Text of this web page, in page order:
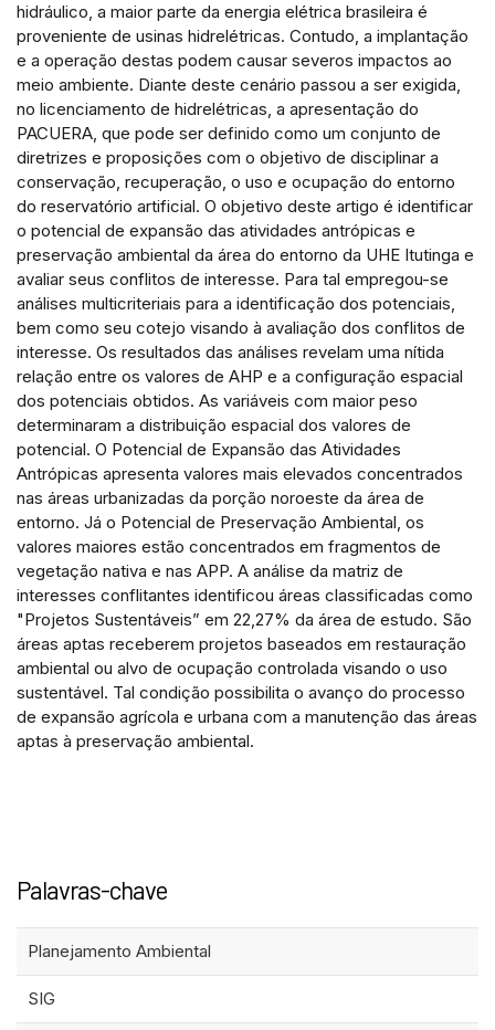
See how this article has been
cited at
scite.ai
Scite shows how a scientific paper
has been cited by providing the
context of the citation, a
classification describing whether it
supports, mentions, or contrasts
the cited claim, and a label
indicating in which section the
citation was made.
hidráulico, a maior parte da energia elétrica brasileira é
proveniente de usinas hidrelétricas. Contudo, a implantação
e a operação destas podem causar severos impactos ao
meio ambiente. Diante deste cenário passou a ser exigida,
no licenciamento de hidrelétricas, a apresentação do
PACUERA, que pode ser definido como um conjunto de
diretrizes e proposições com o objetivo de disciplinar a
conservação, recuperação, o uso e ocupação do entorno
do reservatório artificial. O objetivo deste artigo é identificar
o potencial de expansão das atividades antrópicas e
preservação ambiental da área do entorno da UHE Itutinga e
avaliar seus conflitos de interesse. Para tal empregou-se
análises multicriteriais para a identificação dos potenciais,
bem como seu cotejo visando à avaliação dos conflitos de
interesse. Os resultados das análises revelam uma nítida
relação entre os valores de AHP e a configuração espacial
dos potenciais obtidos. As variáveis com maior peso
determinaram a distribuição espacial dos valores de
potencial. O Potencial de Expansão das Atividades
Antrópicas apresenta valores mais elevados concentrados
nas áreas urbanizadas da porção noroeste da área de
entorno. Já o Potencial de Preservação Ambiental, os
valores maiores estão concentrados em fragmentos de
vegetação nativa e nas APP. A análise da matriz de
interesses conflitantes identificou áreas classificadas como
"Projetos Sustentáveis” em 22,27% da área de estudo. São
áreas aptas receberem projetos baseados em restauração
ambiental ou alvo de ocupação controlada visando o uso
sustentável. Tal condição possibilita o avanço do processo
de expansão agrícola e urbana com a manutenção das áreas
aptas à preservação ambiental.
Palavras-chave
Planejamento Ambiental
SIG